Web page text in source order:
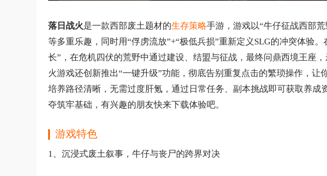
落日战火是一款西部废土题材的生存策略手游，游戏以“牛仔征战西部
等多重乐趣，同时用“俘虏流放”+“极低兵损”重新定义SLG的冲突体验
长”，在危机四伏的荒野中通过建设、结盟与征战，最终问鼎西境王座
火游戏还创新推出“一键升级”功能，彻底告别重复点击的繁琐操作，
培养路径清晰，无需过度肝氪，通过日常任务、副本挑战即可获取养
夺筑牢基础，有兴趣的朋友快来下载体验吧。
游戏特色
1、沉浸式废土叙事，牛仔与丧尸的跨界对决